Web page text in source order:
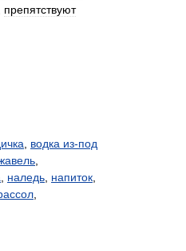
препятствуют
водка из-под
наледь напиток